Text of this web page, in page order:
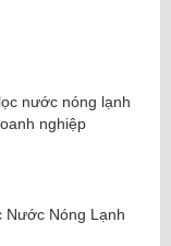
nước nóng lạnh
nghiệp
Nước Nóng Lạnh